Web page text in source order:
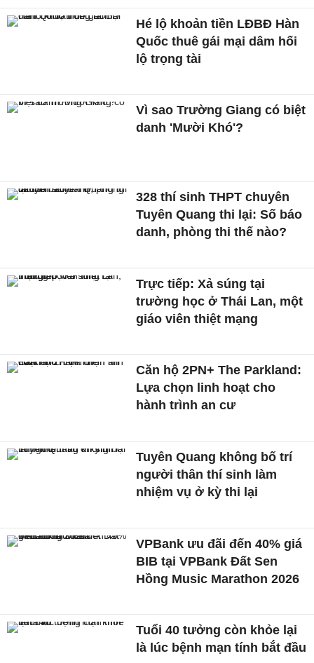
Hé lộ khoản tiền LĐBĐ Hàn
Quốc thuê gái mại dâm hối
lộ trọng tài
Vì sao Trường Giang có biệt
danh 'Mười Khó'?
328 thí sinh THPT chuyên
Tuyên Quang thi lại: Số báo
danh, phòng thi thế nào?
Trực tiếp: Xả súng tại
trường học ở Thái Lan, một
giáo viên thiệt mạng
Căn hộ 2PN+ The Parkland:
Lựa chọn linh hoạt cho
hành trình an cư
Tuyên Quang không bố trí
người thân thí sinh làm
nhiệm vụ ở kỳ thi lại
VPBank ưu đãi đến 40% giá
BIB tại VPBank Đất Sen
Hồng Music Marathon 2026
Tuổi 40 tưởng còn khỏe lại
là lúc bệnh mạn tính bắt đầu